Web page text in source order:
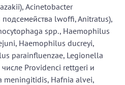
Acinetobacter
lwoffi, Anitratus),
sрр., Нaemophilus
Haemophilus ducreyi,
рarainfluenzae, Legionella
Рrovidenci rettgeri и
meningitidis, Наfnia аlvei,